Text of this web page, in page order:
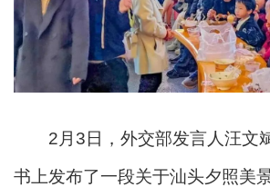
2月3日，外交部发言人汪文
书上发布了一段关于汕头夕照美